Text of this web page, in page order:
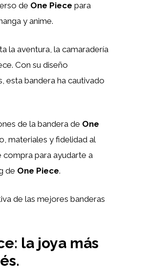
de One Piece para
y anime.
la aventura, la camaradería
Con su diseño
esta bandera ha cautivado
de la bandera de One
materiales y fidelidad al
para ayudarte a
de One Piece.
de las mejores banderas
la joya más